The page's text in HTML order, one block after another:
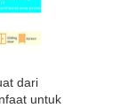
dari
untuk